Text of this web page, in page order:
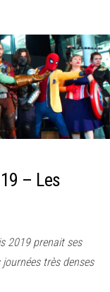
– Les
2019 prenait ses
très denses